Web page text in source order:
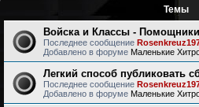
Темы
Войска и Классы - Помощники
Последнее сообщение
Добавлено в форуме Маленькие
Легкий способ публиковать
Последнее сообщение
Добавлено в форуме Маленькие